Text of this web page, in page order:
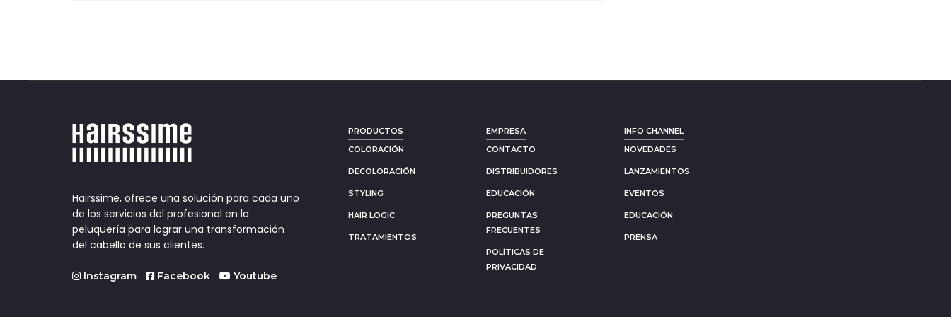
Hairssime, ofrece una solución para cada uno
de los servicios del profesional en la
peluquería para lograr una transformación
del cabello de sus clientes.
Instagram Facebook Youtube
PRODUCTOS
COLORACIÓN
DECOLORACIÓN
STYLING
HAIR LOGIC
TRATAMIENTOS
EMPRESA
CONTACTO
DISTRIBUIDORES
EDUCACIÓN
PREGUNTAS
FRECUENTES
POLÍTICAS DE
PRIVACIDAD
INFO CHANNEL
NOVEDADES
LANZAMIENTOS
EVENTOS
EDUCACIÓN
PRENSA